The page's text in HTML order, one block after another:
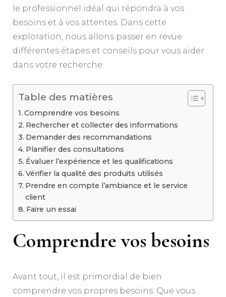
le professionnel idéal qui répondra à vos
besoins et à vos attentes. Dans cette
exploration, nous allons passer en revue
différentes étapes et conseils pour vous aider
dans votre recherche.
Table des matières
Comprendre vos besoins
Rechercher et collecter des informations
Demander des recommandations
Planifier des consultations
Évaluer l’expérience et les qualifications
Vérifier la qualité des produits utilisés
Prendre en compte l’ambiance et le service
client
Faire un essai
Comprendre vos besoins
Avant tout, il est primordial de bien
comprendre vos propres besoins. Que vous